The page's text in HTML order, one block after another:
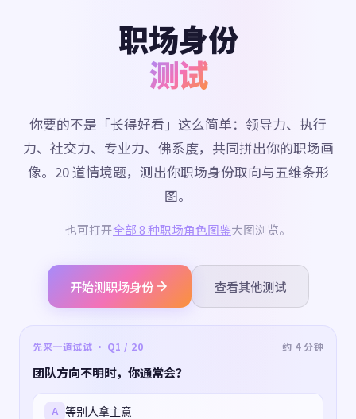
职场身份
测试
你要的不是「长得好看」这么简单：领导力、执行
力、社交力、专业力、佛系度，共同拼出你的职场画
像。20 道情境题，测出你职场身份取向与五维条形
图。
也可打开全部 8 种职场角色图鉴大图浏览。
开始测职场身份 查看其他测试
先来一道试试 · Q1 / 20 约 4 分钟
团队方向不明时，你通常会？
A 等别人拿主意